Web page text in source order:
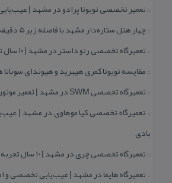
:: تعمیر تخصصی تویوتا پرادو در مشهد |
::چهار هتل‌ ستاره‌دار مشهد با فاصله زیر 5 دقیقه تا حرم
:: تعمیرگاه تخصصی رنو داستر در مشهد | ۱۰ سال تجربه و امداد خودرو
:: مقایسه تویوتا كمری هیبرید و هیوندای
:: تعمیرگاه تخصصی SWM در مشهد | تعمیر موتور، گیربكس و عیب‌یابی برق
:: تعمیرگاه تخصصی كیا موهاوی در مشهد |
بادی
:: تعمیرگاه تخصصی چری در مشهد | ۱۰ سال تجربه و امداد خودرو
:: تعمیرگاه هایما در مشهد | عیب‌یابی تخصصی و